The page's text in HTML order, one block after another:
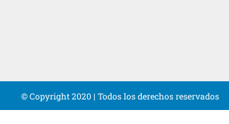
© Copyright 2020 | Todos los derechos reservados